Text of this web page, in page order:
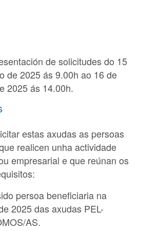
de solicitudes do 15
de 2025 ás 9.00h ao 16 de
2025 ás 14.00h.
estas axudas as persoas
realicen unha actividade
empresarial e que reúnan os
persoa beneficiaria na
2025 das axudas PEL-
AS.